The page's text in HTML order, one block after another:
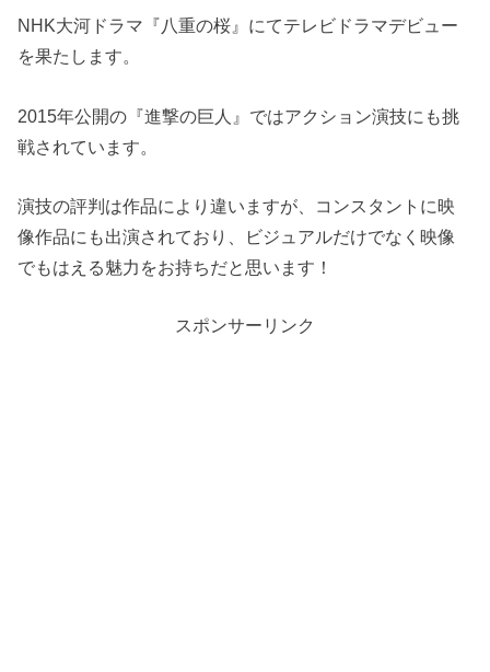
NHK大河ドラマ『八重の桜』にてテレビドラマデビュー
を果たします。
2015年公開の『進撃の巨人』ではアクション演技にも挑
戦されています。
演技の評判は作品により違いますが、コンスタントに映
像作品にも出演されており、ビジュアルだけでなく映像
でもはえる魅力をお持ちだと思います！
スポンサーリンク